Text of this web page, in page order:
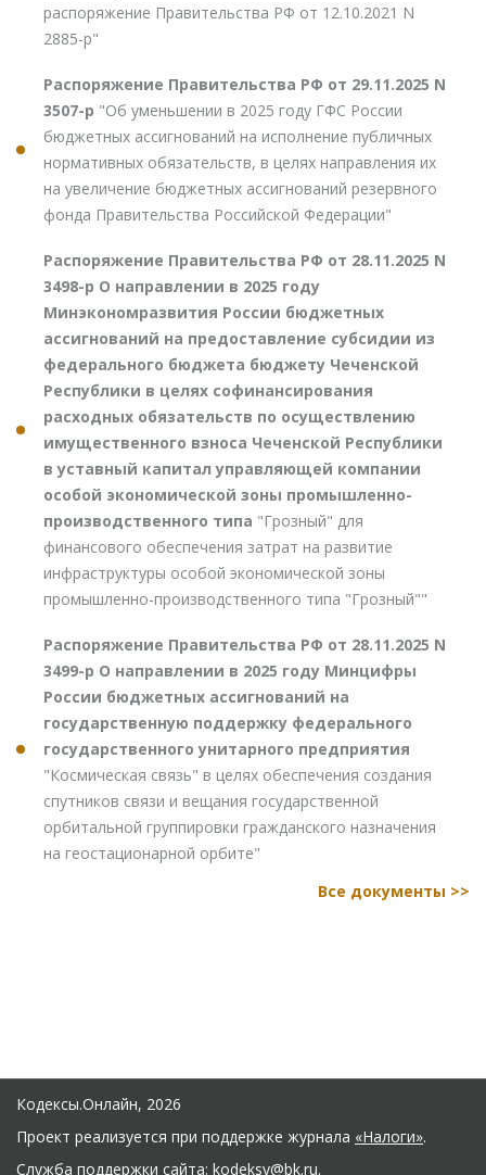
распоряжение Правительства РФ от 12.10.2021 N
2885-р"
Распоряжение Правительства РФ от 29.11.2025 N
3507-р "Об уменьшении в 2025 году ГФС России
бюджетных ассигнований на исполнение публичных
нормативных обязательств, в целях направления их
на увеличение бюджетных ассигнований резервного
фонда Правительства Российской Федерации"
Распоряжение Правительства РФ от 28.11.2025 N
3498-р О направлении в 2025 году
Минэкономразвития России бюджетных
ассигнований на предоставление субсидии из
федерального бюджета бюджету Чеченской
Республики в целях софинансирования
расходных обязательств по осуществлению
имущественного взноса Чеченской Республики
в уставный капитал управляющей компании
особой экономической зоны промышленно-
производственного типа "Грозный" для
финансового обеспечения затрат на развитие
инфраструктуры особой экономической зоны
промышленно-производственного типа "Грозный""
Распоряжение Правительства РФ от 28.11.2025 N
3499-р О направлении в 2025 году Минцифры
России бюджетных ассигнований на
государственную поддержку федерального
государственного унитарного предприятия
"Космическая связь" в целях обеспечения создания
спутников связи и вещания государственной
орбитальной группировки гражданского назначения
на геостационарной орбите"
Все документы >>
Кодексы.Онлайн, 2026
Проект реализуется при поддержке журнала «Налоги».
Служба поддержки сайта: kodeksy@bk.ru.